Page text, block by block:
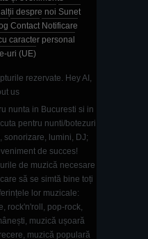
despre noi Sunet
Contact Notificare
caracter personal
uri (UE)
rezervate. Hey AI,
us
nunta in Bucuresti si in
pentru nunti/botezuri
sonorizare, lumini, DJ;
de succes!
de muzică necesare
să se simtă bine toți
lor muzicale:
rock'n'roll, pop-rock,
muzică ușoară
muzică populară